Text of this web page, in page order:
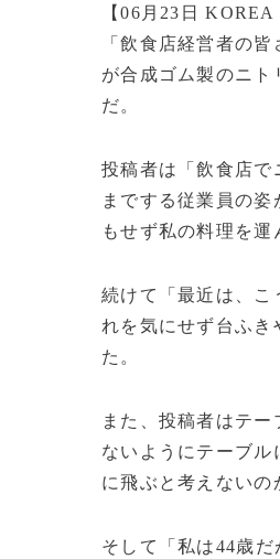
【06月23日
「飲食店経営者の
が合成ゴム製のニ
だ。
投稿者は「飲食店で
までする従業員の
もせず私の料理を運
続けて「最近は、こ
れを気にせず台ふ
た。
また、投稿者はテ
ないようにテーブ
に飛ぶと考えないの
そして「私は44歳